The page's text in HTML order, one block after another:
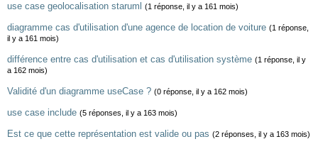
use case geolocalisation staruml (1 réponse, il y a 161 mois)
diagramme cas d'utilisation d'une agence de location de voiture (1 réponse,
il y a 161 mois)
différence entre cas d'utilisation et cas d'utilisation système (1 réponse, il y
a 162 mois)
Validité d'un diagramme useCase ? (0 réponse, il y a 162 mois)
use case include (5 réponses, il y a 163 mois)
Est ce que cette représentation est valide ou pas (2 réponses, il y a 163 mois)